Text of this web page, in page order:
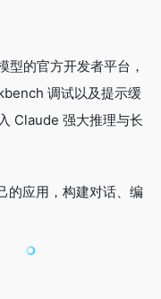
的官方开发者平台，
调试以及提示缓
Claude 强大推理与长
的应用，构建对话、编